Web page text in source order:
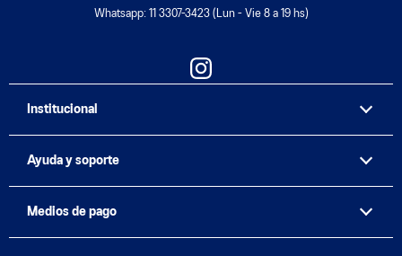
Whatsapp: 11 3307-3423 (Lun - Vie 8 a 19 hs)
Institucional
Ayuda y soporte
Medios de pago